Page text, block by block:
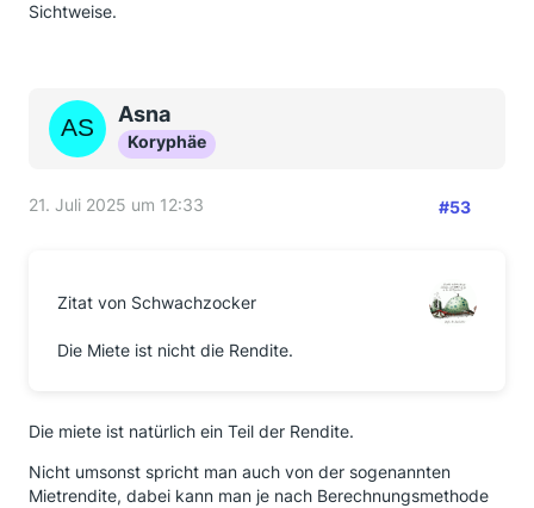
Sichtweise.
Asna
Koryphäe
21. Juli 2025 um 12:33 #53
Zitat von Schwachzocker
Die Miete ist nicht die Rendite.
Die miete ist natürlich ein Teil der Rendite.
Nicht umsonst spricht man auch von der sogenannten
Mietrendite, dabei kann man je nach Berechnungsmethode